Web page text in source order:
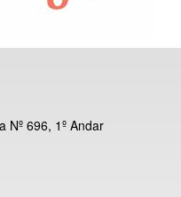
Nº 696, 1º Andar